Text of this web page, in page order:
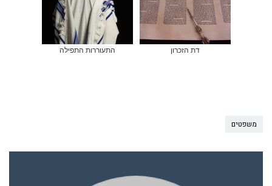
דת הזכרון התעוררות התפילה
משפטים